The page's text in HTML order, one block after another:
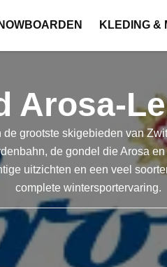
KLEDING &
Arosa-
grootste skigebieden van
de gondel die Arosa
uitzichten en een veel
complete wintersportervaring.